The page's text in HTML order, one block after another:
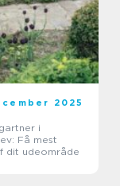
2025
i
Få mest
dit udeområde